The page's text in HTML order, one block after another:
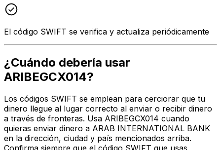
El código SWIFT se verifica y actualiza periódicamente
¿Cuándo debería usar
ARIBEGCX014?
Los códigos SWIFT se emplean para cerciorar que tu
dinero llegue al lugar correcto al enviar o recibir dinero
a través de fronteras. Usa ARIBEGCX014 cuando
quieras enviar dinero a ARAB INTERNATIONAL BANK
en la dirección, ciudad y país mencionados arriba.
Confirma siempre que el código SWIFT que usas